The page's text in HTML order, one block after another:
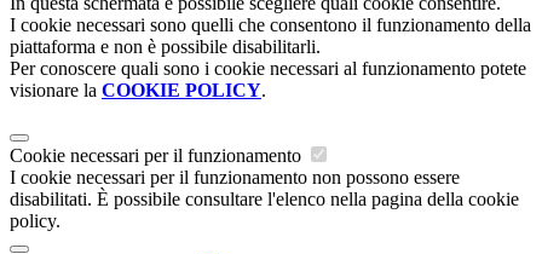
I cookie necessari sono quelli che consentono il funzionamento della
piattaforma e non è possibile disabilitarli.
Per conoscere quali sono i cookie necessari al funzionamento potete
visionare la COOKIE POLICY.
Cookie necessari per il funzionamento
I cookie necessari per il funzionamento non possono essere
disabilitati. È possibile consultare l'elenco nella pagina della cookie
policy.